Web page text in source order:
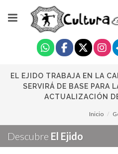
EL EJIDO TRABAJA EN LA
SERVIRÁ DE BASE PARA
ACTUALIZACIÓN
Inicio
Descubre El Ejido